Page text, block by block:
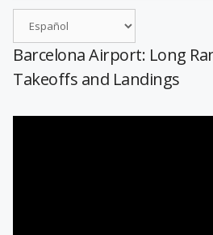
Barcelona Airport: Long
Takeoffs and Landings